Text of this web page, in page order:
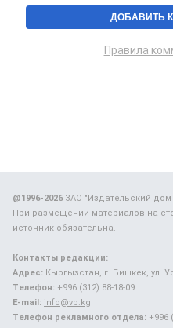
Правила
@1996-2026ЗАО "Издательский
При размещении материалов на
источник обязательна.
Контакты редакции:
Адрес: Кыргызстан, г. Бишкек, ул.
Телефон: +996 (312) 88-18-09.
E-mail: info@vb.kg
Телефон рекламного отдела: +996